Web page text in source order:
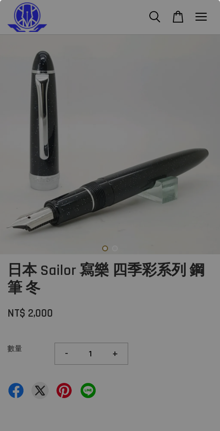
日本 Sailor 寫樂 四季彩系列 鋼
筆 冬
NT$ 2,000
數量 - +